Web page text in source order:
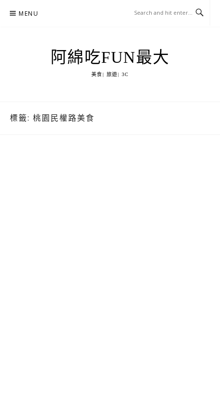
MENU
阿綿吃FUN最大
美食| 旅遊| 3C
標籤: 桃園民權路美食